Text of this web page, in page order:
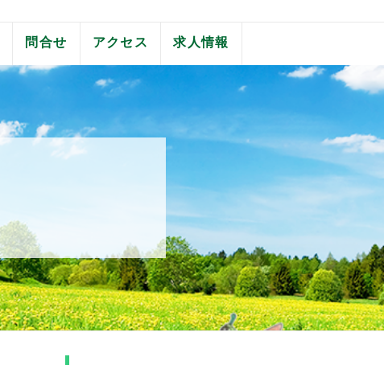
問合せ アクセス 求人情報